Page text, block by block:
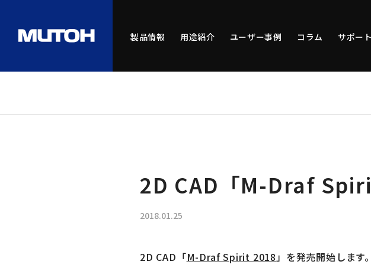
製品情報 用途紹介 ユーザー事例 コラム サポート
2D CAD「M-Draf
2018.01.25
2D CAD「M-Draf Spirit 2018」を発売開始します。